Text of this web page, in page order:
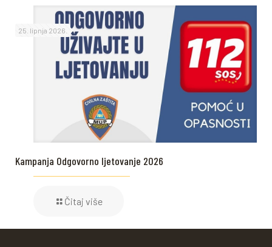
25. lipnja 2026.
Kampanja Odgovorno ljetovanje 2026
Čitaj više